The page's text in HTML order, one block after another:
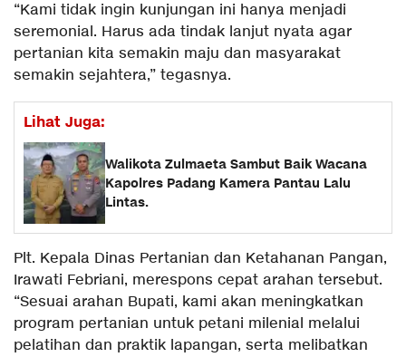
“Kami tidak ingin kunjungan ini hanya menjadi
seremonial. Harus ada tindak lanjut nyata agar
pertanian kita semakin maju dan masyarakat
semakin sejahtera,” tegasnya.
Lihat Juga:
Walikota Zulmaeta Sambut Baik Wacana
Kapolres Padang Kamera Pantau Lalu
Lintas.
Plt. Kepala Dinas Pertanian dan Ketahanan Pangan,
Irawati Febriani, merespons cepat arahan tersebut.
“Sesuai arahan Bupati, kami akan meningkatkan
program pertanian untuk petani milenial melalui
pelatihan dan praktik lapangan, serta melibatkan